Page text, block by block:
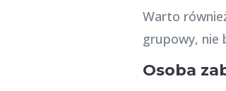
Warto
grupowy, nie
Osoba